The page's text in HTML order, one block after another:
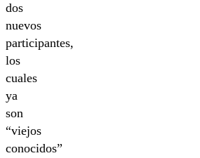
dos
nuevos
participantes,
los
cuales
ya
son
“viejos
conocidos”